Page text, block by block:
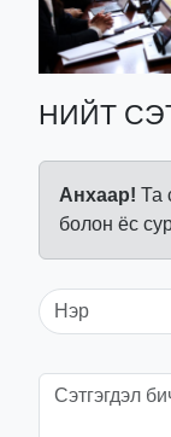
НИЙТ
Анхаар! Та
болон ёс